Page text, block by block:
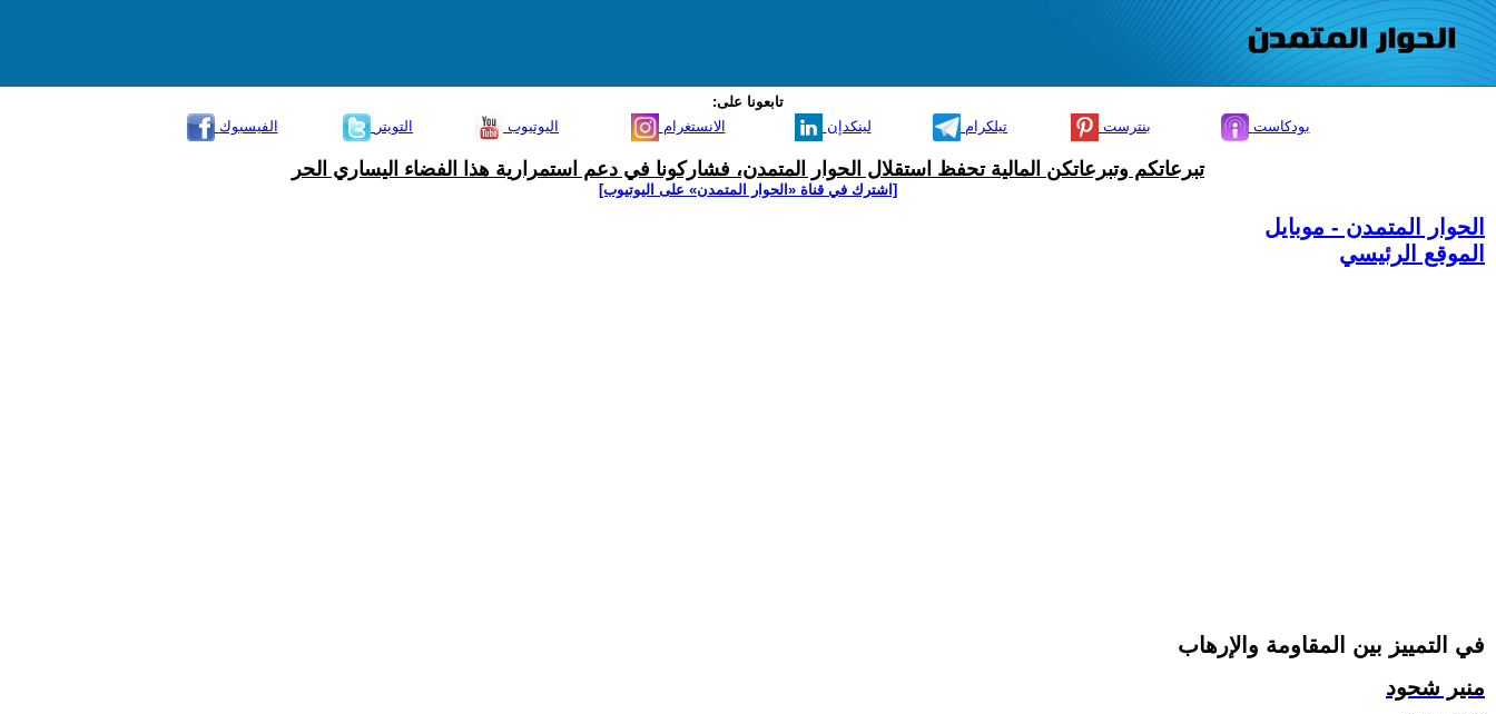
تابعونا على:
الفيسبوك
التويتر اليوتيوب الانستغرام لينكدإن تيلكرام بنترست بودكاست
تبرعاتكم وتبرعاتكن المالية تحفظ استقلال الحوار المتمدن، فشاركونا في دعم استمرارية هذا الفضاء اليساري الحر
[اشترك في قناة ‫«الحوار المتمدن» على اليوتيوب]
الحوار المتمدن - موبايل
الموقع الرئيسي
في التمييز بين المقاومة والإرهاب
منير شحود